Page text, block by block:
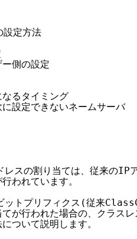
定方法
側の設定
るタイミング
設定できないネームサーバ
スの割り当ては、従来のIP
われています。
トプリフィクス(従来
が行われた場合の、クラスレ
ついて説明します。